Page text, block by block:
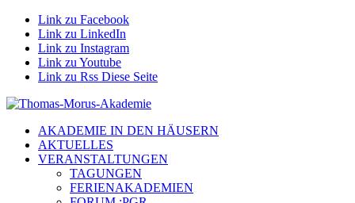
Link zu Facebook
Link zu LinkedIn
Link zu Instagram
Link zu Youtube
Link zu Rss Diese Seite
AKADEMIE IN DEN HÄUSERN
AKTUELLES
VERANSTALTUNGEN
TAGUNGEN
FERIENAKADEMIEN